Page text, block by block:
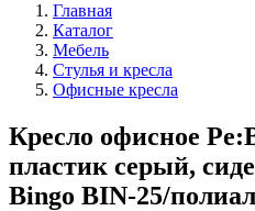
Главная
Каталог
Мебель
Стулья и кресла
Офисные кресла
Кресло офисное
пластик серый,
Bingo BIN-25/